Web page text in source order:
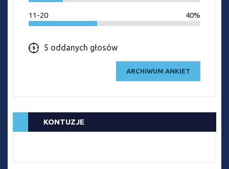
11-20 40%
5 oddanych głosów
ARCHIWUM ANKIET
KONTUZJE